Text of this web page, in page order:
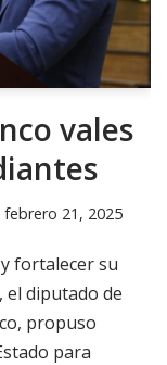
vales
febrero 21, 2025
fortalecer su
el diputado de
propuso
para